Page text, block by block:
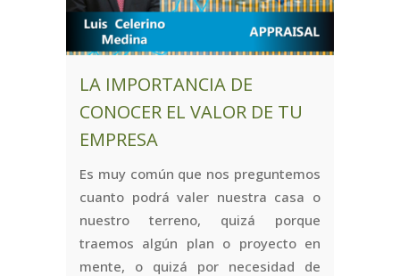
LA IMPORTANCIA DE
CONOCER EL VALOR DE TU
EMPRESA
Es muy común que nos preguntemos
cuanto podrá valer nuestra casa o
nuestro terreno, quizá porque
traemos algún plan o proyecto en
mente, o quizá por necesidad de